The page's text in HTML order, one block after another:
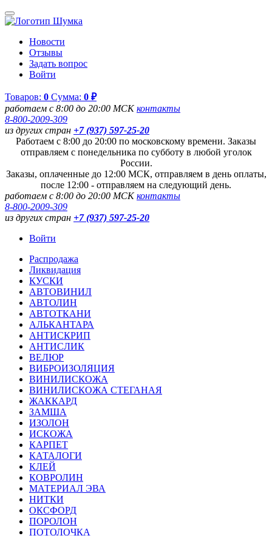
Новости
Отзывы
Задать вопрос
Войти
Товаров: 0 Сумма: 0 ₽
работаем с 8:00 до 20:00 МСКконтакты
8-800-2009-309
из других стран +7 (937) 597-25-20
Работаем с 8:00 до 20:00 по московскому времени. Заказы
отправляем с понедельника по субботу в любой уголок
России.
Заказы, оплаченные до 12:00 МСК, отправляем в день оплаты,
после 12:00 - отправляем на следующий день.
работаем с 8:00 до 20:00 МСКконтакты
8-800-2009-309
из других стран +7 (937) 597-25-20
Войти
Распродажа
Ликвидация
КУСКИ
АВТОВИНИЛ
АВТОЛИН
АВТОТКАНИ
АЛЬКАНТАРА
АНТИСКРИП
АНТИСЛИК
ВЕЛЮР
ВИБРОИЗОЛЯЦИЯ
ВИНИЛИСКОЖА
ВИНИЛИСКОЖА СТЕГАНАЯ
ЖАККАРД
ЗАМША
ИЗОЛОН
ИСКОЖА
КАРПЕТ
КАТАЛОГИ
КЛЕЙ
КОВРОЛИН
МАТЕРИАЛ ЭВА
НИТКИ
ОКСФОРД
ПОРОЛОН
ПОТОЛОЧКА